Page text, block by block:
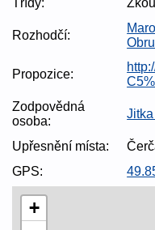
Třídy:
Rozhodčí:
Propozice:
Zodpovědná
osoba:
Upřesnění místa:
GPS:
+